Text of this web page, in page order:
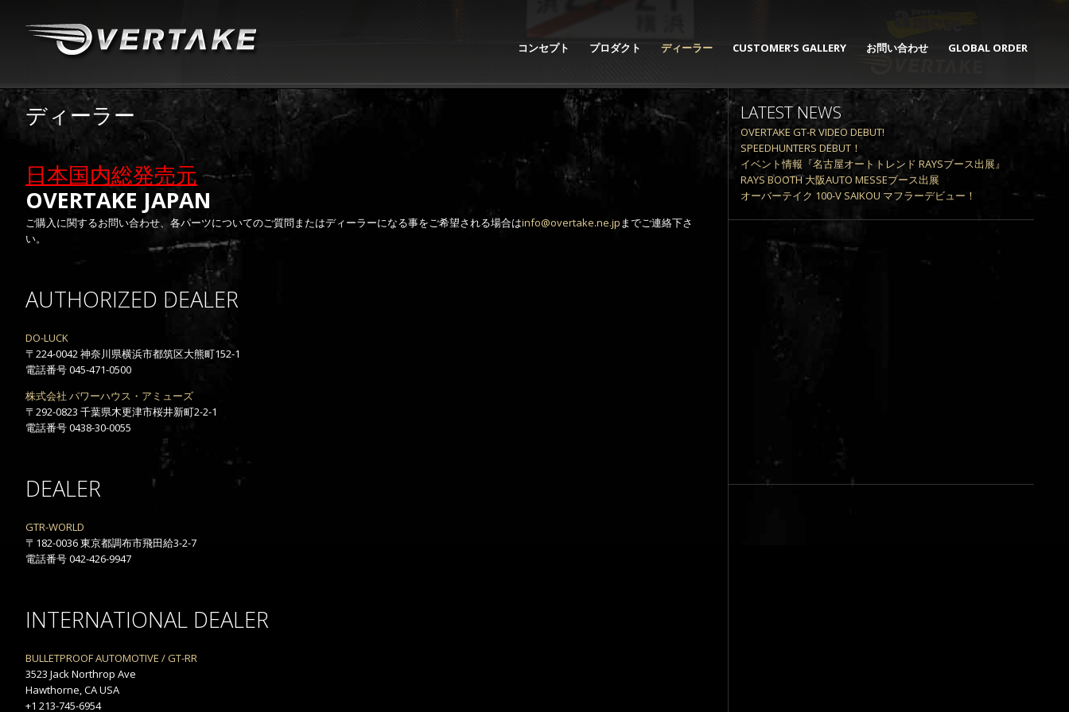
コンセプト プロダクト ディーラー CUSTOMER’S GALLERY お問い合わせ GLOBAL ORDER
ディーラー
日本国内総発売元
OVERTAKE JAPAN
ご購入に関するお問い合わせ、各パーツについてのご質問またはディーラーになる事をご希望される場合はinfo@overtake.ne.jp までご連絡下さ
い。
AUTHORIZED DEALER
DO-LUCK
〒224-0042 神奈川県横浜市都筑区大熊町152-1
電話番号 045-471-0500
株式会社 パワーハウス・アミューズ
〒292-0823 千葉県木更津市桜井新町2-2-1
電話番号 0438-30-0055
DEALER
GTR-WORLD
〒182-0036 東京都調布市飛田給3-2-7
電話番号 042-426-9947
INTERNATIONAL DEALER
BULLETPROOF AUTOMOTIVE / GT-RR
3523 Jack Northrop Ave
Hawthorne, CA USA
+1 213-745-6954
LATEST NEWS
OVERTAKE GT-R VIDEO DEBUT!
SPEEDHUNTERS DEBUT！
イベント情報『名古屋オートトレンド RAYSブース出展』
RAYS BOOTH 大阪AUTO MESSEブース出展
オーバーテイク 100-V SAIKOU マフラーデビュー！